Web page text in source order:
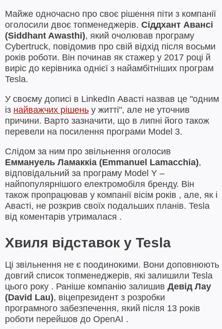
Майже одночасно про своє рішення піти з компанії
оголосили двоє топменеджерів. Сіддхант Авансі
(Siddhant Awasthi), який очолював програму
Cybertruck, повідомив про свій відхід після восьми
років роботи. Він починав як стажер у 2017 році й
виріс до керівника однієї з найамбітніших програм
Tesla.
У своєму дописі в LinkedIn Авасті назвав це "одним
із найважчих рішень у житті", але не уточнив
причини. Варто зазначити, що в липні його також
перевели на посилення програми Model 3.
Слідом за ним про звільнення оголосив
Еммануель Ламаккіа (Emmanuel Lamacchia),
відповідальний за програму Model Y –
найпопулярнішого електромобіля бренду. Він
також пропрацював у компанії вісім років , але, як і
Авасті, не розкрив своїх подальших планів. Tesla
від коментарів утрималася .
Хвиля відставок у Tesla
Ці звільнення не є поодинокими. Вони доповнюють
довгий список топменеджерів, які залишили Tesla
цього року . Раніше компанію залишив Девід Лау
(David Lau), віцепрезидент з розробки
програмного забезпечення, який після 13 років
роботи перейшов до OpenAI .